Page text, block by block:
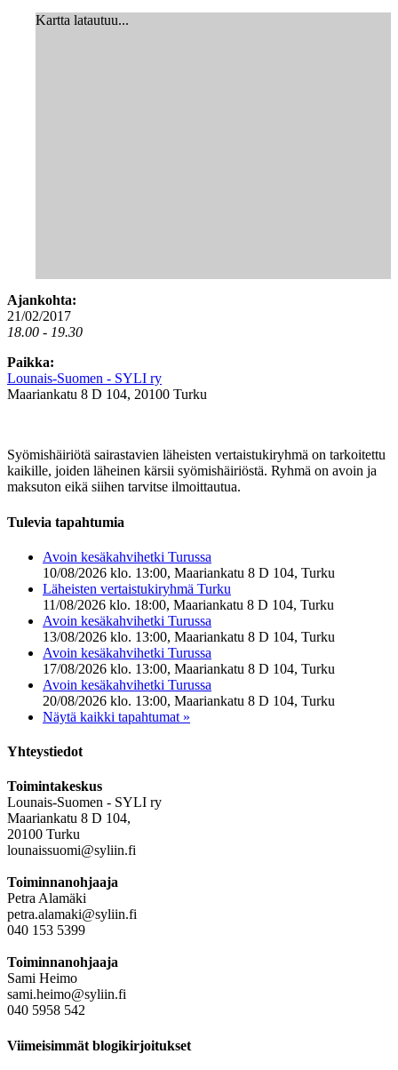
Kartta latautuu...
Ajankohta:
21/02/2017
18.00 - 19.30
Paikka:
Lounais-Suomen - SYLI ry
Maariankatu 8 D 104, 20100 Turku
Syömishäiriötä sairastavien läheisten vertaistukiryhmä on tarkoitettu
kaikille, joiden läheinen kärsii syömishäiriöstä. Ryhmä on avoin ja
maksuton eikä siihen tarvitse ilmoittautua.
Tulevia tapahtumia
Avoin kesäkahvihetki Turussa
10/08/2026 klo. 13:00, Maariankatu 8 D 104, Turku
Läheisten vertaistukiryhmä Turku
11/08/2026 klo. 18:00, Maariankatu 8 D 104, Turku
Avoin kesäkahvihetki Turussa
13/08/2026 klo. 13:00, Maariankatu 8 D 104, Turku
Avoin kesäkahvihetki Turussa
17/08/2026 klo. 13:00, Maariankatu 8 D 104, Turku
Avoin kesäkahvihetki Turussa
20/08/2026 klo. 13:00, Maariankatu 8 D 104, Turku
Näytä kaikki tapahtumat »
Yhteystiedot
Toimintakeskus
Lounais-Suomen - SYLI ry
Maariankatu 8 D 104,
20100 Turku
lounaissuomi@syliin.fi
Toiminnanohjaaja
Petra Alamäki
petra.alamaki@syliin.fi
040 153 5399
Toiminnanohjaaja
Sami Heimo
sami.heimo@syliin.fi
040 5958 542
Viimeisimmät blogikirjoitukset